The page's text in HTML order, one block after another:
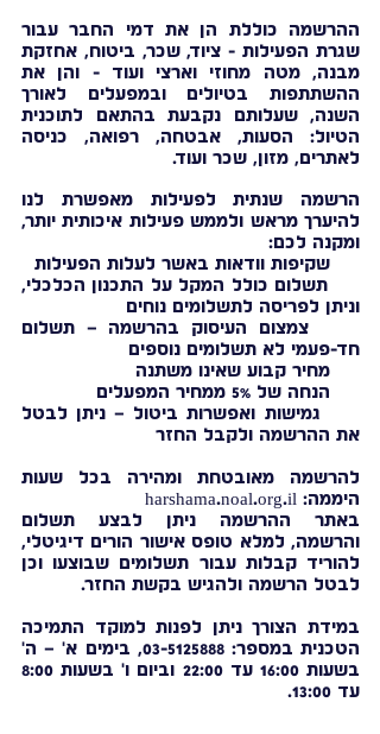
ההרשמה כוללת הן את דמי החבר עבור
שגרת הפעילות - ציוד, שכר, ביטוח, אחזקת
מבנה, מטה מחוזי וארצי ועוד - והן את
ההשתתפות בטיולים ובמפעלים לאורך
השנה, שעלותם נקבעת בהתאם לתוכנית
הטיול: הסעות, אבטחה, רפואה, כניסה
לאתרים, מזון, שכר ועוד.
הרשמה שנתית לפעילות מאפשרת לנו
להיערך מראש ולממש פעילות איכותית יותר,
ומקנה לכם:
שקיפות וודאות באשר לעלות הפעילות
תשלום כולל המקל על התכנון הכלכלי,
וניתן לפריסה לתשלומים נוחים
צמצום העיסוק בהרשמה – תשלום
חד-פעמי לא תשלומים נוספים
מחיר קבוע שאינו משתנה
הנחה של 5% ממחיר המפעלים
גמישות ואפשרות ביטול – ניתן לבטל
את ההרשמה ולקבל החזר
להרשמה מאובטחת ומהירה בכל שעות
היממה: harshama.noal.org.il
באתר ההרשמה ניתן לבצע תשלום
והרשמה, למלא טופס אישור הורים דיגיטלי,
להוריד קבלות עבור תשלומים שבוצעו וכן
לבטל הרשמה ולהגיש בקשת החזר.
במידת הצורך ניתן לפנות למוקד התמיכה
הטכנית במספר:03-5125888, בימים א' – ה'
בשעות 16:00 עד 22:00 וביום ו' בשעות 8:00
עד 13:00.